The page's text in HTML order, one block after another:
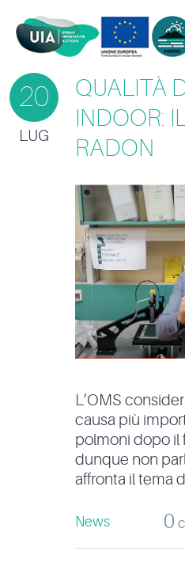
20
LUG
QUALITÀ
INDOOR:
RADON
L’OMS
causa più
polmoni dopo il
dunque non
affronta il tema
News 0